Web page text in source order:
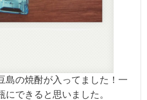
島の焼酎が入ってました！一
にできると思いました。